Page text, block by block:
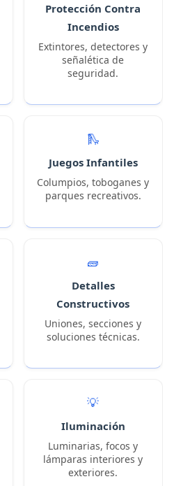
Protección Contra
Incendios
Extintores, detectores y
señalética de
seguridad.
🛝
Juegos Infantiles
Columpios, toboganes y
parques recreativos.
🧱
Detalles
Constructivos
Uniones, secciones y
soluciones técnicas.
💡
Iluminación
Luminarias, focos y
lámparas interiores y
exteriores.